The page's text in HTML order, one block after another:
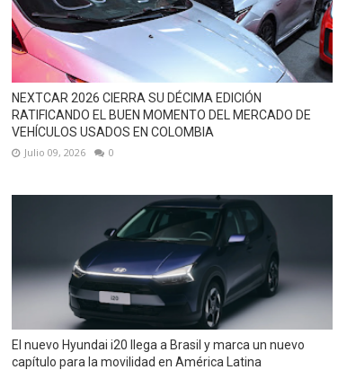
NEXTCAR 2026 CIERRA SU DÉCIMA EDICIÓN
RATIFICANDO EL BUEN MOMENTO DEL MERCADO DE
VEHÍCULOS USADOS EN COLOMBIA
Julio 09, 2026 0
El nuevo Hyundai i20 llega a Brasil y marca un nuevo
capítulo para la movilidad en América Latina